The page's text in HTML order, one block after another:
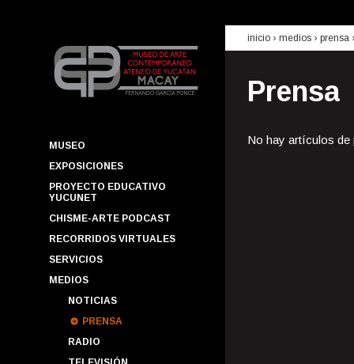
MUSEO
EXPOSICIONES
PROYECTO EDUCATIVO
YUCUNET
CHISME-ARTE PODCAST
RECORRIDOS VIRTUALES
SERVICIOS
MEDIOS
NOTICIAS
PRENSA
RADIO
inicio › medios › prensa
Prensa
No hay artículos de